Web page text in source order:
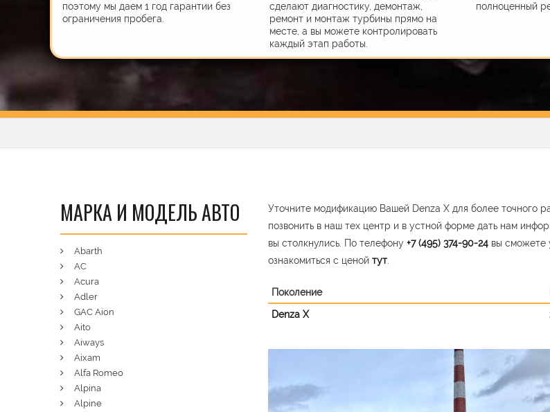
поэтому мы даем 1 год гарантии без
ограничения пробега.
сделают диагностику, демонтаж,
ремонт и монтаж турбины прямо на
месте, а вы можете контролировать
каждый этап работы.
полноценный
Уточните модификацию Вашей Denza X для более точного
позвонить в наш тех центр и в устной форме дать нам
вы столкнулись. По телефону +7 (495) 374-90-24 вы сможете
ознакомиться с ценой тут
Поколение
Denza X
МАРКА И МОДЕЛЬ АВТО
Abarth
AC
Acura
Adler
GAC Aion
Aito
Aiways
Aixam
Alfa Romeo
Alpina
Alpine